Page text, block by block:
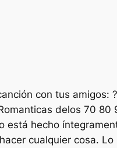
con tus amigos:
delos 70 80
hecho
cualquier cosa. Lo